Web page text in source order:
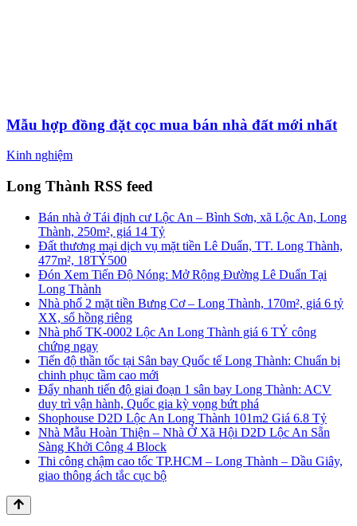
Mẫu hợp đồng đặt cọc mua bán nhà đất mới nhất
Kinh nghiệm
Long Thành RSS feed
Bán nhà ở Tái định cư Lộc An – Bình Sơn, xã Lộc An, Long
Thành, 250m², giá 14 Tỷ
Đất thương mại dịch vụ mặt tiền Lê Duẩn, TT. Long Thành,
477m², 18TỶ500
Đón Xem Tiến Độ Nóng: Mở Rộng Đường Lê Duẩn Tại
Long Thành
Nhà phố 2 mặt tiền Bưng Cơ – Long Thành, 170m², giá 6 tỷ
XX, sổ hồng riêng
Nhà phố TK-0002 Lộc An Long Thành giá 6 TỶ công
chứng ngay
Tiến độ thần tốc tại Sân bay Quốc tế Long Thành: Chuẩn bị
chinh phục tầm cao mới
Đẩy nhanh tiến độ giai đoạn 1 sân bay Long Thành: ACV
duy trì vận hành, Quốc gia kỳ vọng bứt phá
Shophouse D2D Lộc An Long Thành 101m2 Giá 6.8 Tỷ
Nhà Mẫu Hoàn Thiện – Nhà Ở Xã Hội D2D Lộc An Sẵn
Sàng Khởi Công 4 Block
Thi công chậm cao tốc TP.HCM – Long Thành – Dầu Giây,
giao thông ách tắc cục bộ